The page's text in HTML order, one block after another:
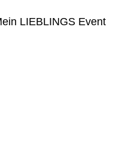
LIEBLINGS Event